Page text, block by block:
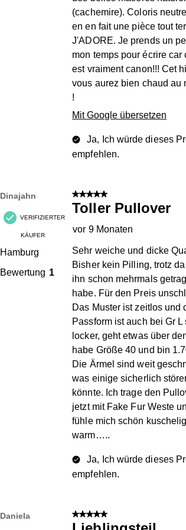
(cachemire). Coloris
en en fait une pièce tout
J'ADORE. Je prends un
mon temps pour écrire car
est vraiment canon!!! Cet
vous aurez bien chaud au
!
Mit Google übersetzen
Ja, Ich würde dieses
empfehlen.
Dinajahn
VERIFIZIERTER
KÄUFER
Hamburg
Bewertung 1
5 von 5 Sternen.
Toller Pullover
vor 9 Monaten
Sehr weiche und dicke
Bisher kein Pilling, trotz
ihn schon mehrmals
habe. Für den Preis
Das Muster ist zeitlos und
Passform ist auch bei Gr L
locker, geht etwas über
habe Größe 40 und bin
Die Ärmel sind weit
was einige sicherlich
könnte. Ich trage den
jetzt mit Fake Fur Weste
fühle mich schön kuschelig
warm…..
Ja, Ich würde dieses
empfehlen.
Daniela 5 von 5 Sternen.